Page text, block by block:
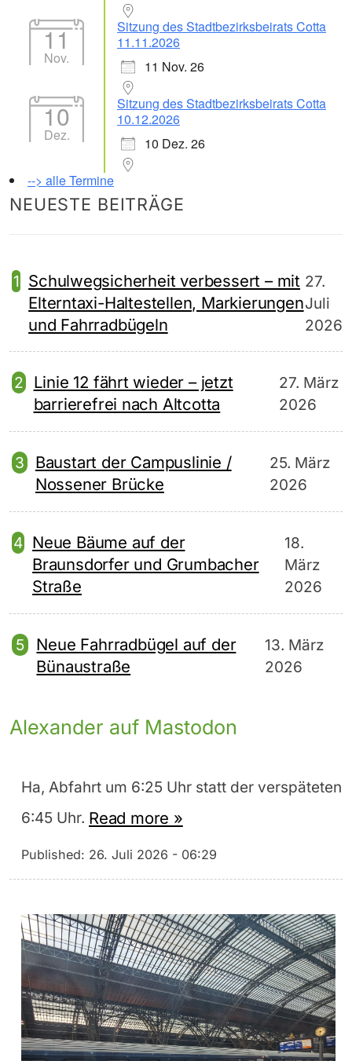
11
Nov.
Sitzung des Stadtbezirksbeirats Cotta
11.11.2026
11 Nov. 26
10
Dez.
Sitzung des Stadtbezirksbeirats Cotta
10.12.2026
10 Dez. 26
--> alle Termine
NEUESTE BEITRÄGE
Schulwegsicherheit verbessert – mit
Elterntaxi-Haltestellen, Markierungen
und Fahrradbügeln
27.
Juli
2026
Linie 12 fährt wieder – jetzt
barrierefrei nach Altcotta
27. März
2026
Baustart der Campuslinie /
Nossener Brücke
25. März
2026
Neue Bäume auf der
Braunsdorfer und Grumbacher
Straße
18.
März
2026
Neue Fahrradbügel auf der
Bünaustraße
13. März
2026
Alexander auf Mastodon
Ha, Abfahrt um 6:25 Uhr statt der verspäteten
6:45 Uhr. Read more »
Published: 26. Juli 2026 - 06:29